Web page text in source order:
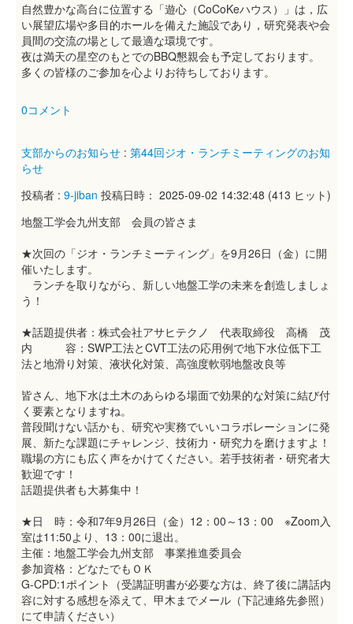
自然豊かな高台に位置する「遊心（CoCoKeハウス）」は，広
い展望広場や多目的ホールを備えた施設であり，研究発表や会
員間の交流の場として最適な環境です。
夜は満天の星空のもとでのBBQ懇親会も予定しております。
多くの皆様のご参加を心よりお待ちしております。
0コメント
支部からのお知らせ : 第44回ジオ・ランチミーティングのお知
らせ
投稿者 : 9-jiban 投稿日時： 2025-09-02 14:32:48 (413 ヒット)
地盤工学会九州支部 会員の皆さま
★次回の「ジオ・ランチミーティング」を9月26日（金）に開
催いたします。
ランチを取りながら、新しい地盤工学の未来を創造しましょ
う！
★話題提供者：株式会社アサヒテクノ 代表取締役 高橋 茂
内 容：SWP工法とCVT工法の応用例で地下水位低下工
法と地滑り対策、液状化対策、高強度軟弱地盤改良等
皆さん、地下水は土木のあらゆる場面で効果的な対策に結び付
く要素となりますね。
普段聞けない話かも、研究や実務でいいコラボレーションに発
展、新たな課題にチャレンジ、技術力・研究力を磨けますよ！
職場の方にも広く声をかけてください。若手技術者・研究者大
歓迎です！
話題提供者も大募集中！
★日 時：令和7年9月26日（金）12：00～13：00 ※Zoom入
室は11:50より、13：00に退出。
主催：地盤工学会九州支部 事業推進委員会
参加資格：どなたでもＯＫ
G-CPD:1ポイント（受講証明書が必要な方は、終了後に講話内
容に対する感想を添えて、甲木までメール（下記連絡先参照）
にて申請ください）